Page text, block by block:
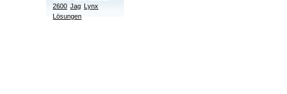
2600 Jag Lynx
Lösungen